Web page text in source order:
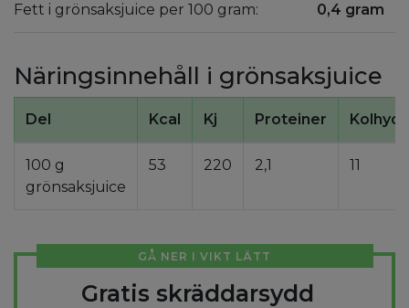
Fett i grönsaksjuice per 100 gram: 0,4 gram
Näringsinnehåll i grönsaksjuice
Del Kcal Kj Proteiner
100 g
grönsaksjuice
53 220 2,1 11
GÅ NER I VIKT LÄTT
Gratis skräddarsydd